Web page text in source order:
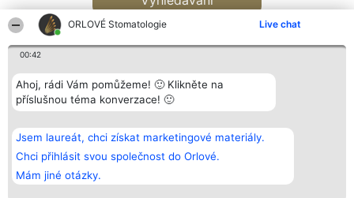
ORLOVÉ Stomatologie Live chat
00:42
Ahoj, rádi Vám pomůžeme! 🙂 Klikněte na
příslušnou téma konverzace! 🙂
Jsem laureát, chci získat marketingové materiály.
Chci přihlásit svou společnost do Orlové.
Mám jiné otázky.
Bright Side Solutions sp. z o.
o. sp. k.
ul. Ruska 22
Wrocław 50-079
KRS 0000749100 | Regon
381313360 | NIP 8943132676
Vítězové
Seznam všech
laureátů
Zásady
Zásady
Kontakt